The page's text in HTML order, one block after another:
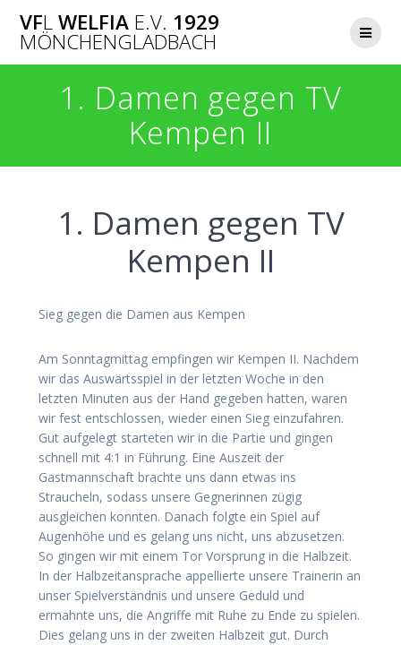
Inhalt
springen
VFLWELFIA E.V. 1929
MÖNCHENGLADBACH
1. Damen gegen TV
Kempen II
1. Damen gegen TV
Kempen II
Sieg gegen die Damen aus Kempen
Am Sonntagmittag empfingen wir Kempen II. Nachdem
wir das Auswärtsspiel in der letzten Woche in den
letzten Minuten aus der Hand gegeben hatten, waren
wir fest entschlossen, wieder einen Sieg einzufahren.
Gut aufgelegt starteten wir in die Partie und gingen
schnell mit 4:1 in Führung. Eine Auszeit der
Gastmannschaft brachte uns dann etwas ins
Straucheln, sodass unsere Gegnerinnen zügig
ausgleichen konnten. Danach folgte ein Spiel auf
Augenhöhe und es gelang uns nicht, uns abzusetzen.
So gingen wir mit einem Tor Vorsprung in die Halbzeit.
In der Halbzeitansprache appellierte unsere Trainerin an
unser Spielverständnis und unsere Geduld und
ermahnte uns, die Angriffe mit Ruhe zu Ende zu spielen.
Dies gelang uns in der zweiten Halbzeit gut. Durch